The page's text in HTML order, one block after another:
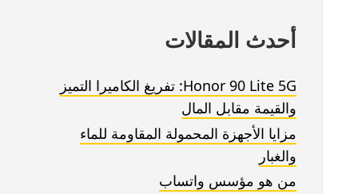
أحدث المقالات
Honor 90 Lite 5G: تفريغ الكاميرا التميز
والقيمة مقابل المال
مزايا الأجهزة المحمولة المقاومة للماء
والغبار
من هو مؤسس واتساب